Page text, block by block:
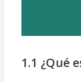
1.1 ¿Qué